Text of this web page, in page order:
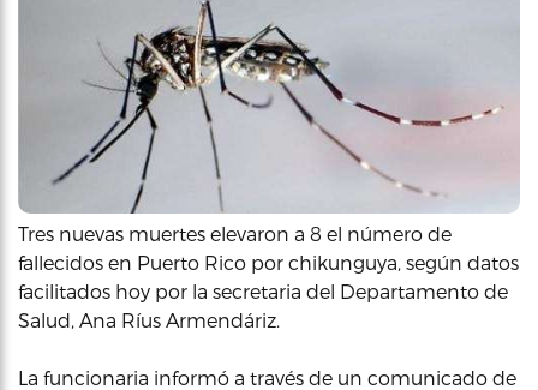
Tres nuevas muertes elevaron a 8 el número de
fallecidos en Puerto Rico por chikunguya, según datos
facilitados hoy por la secretaria del Departamento de
Salud, Ana Ríus Armendáriz.
La funcionaria informó a través de un comunicado de